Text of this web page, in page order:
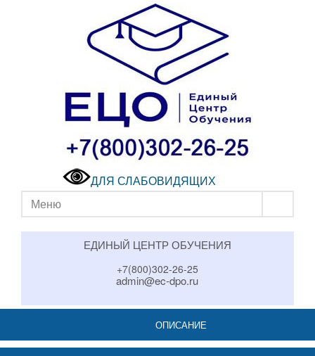
ДЛЯ СЛАБОВИДЯЩИХ
Меню
ЕДИНЫЙ ЦЕНТР ОБУЧЕНИЯ
+7(800)302-26-25
admin@ec-dpo.ru
ОПИСАНИЕ